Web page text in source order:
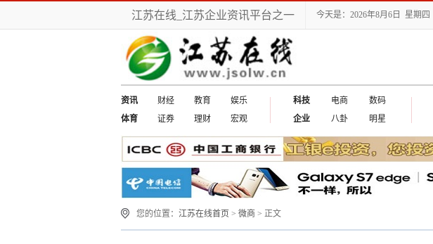
江苏在线_江苏企业资讯平台之一 今天是：2026年8月6日 星期四
资讯 财经 教育
娱乐
体育
证券 理财 宏观
科技 电商
数码
企业
八卦 明星
您的位置： 江苏在线首页 > 微商 > 正文